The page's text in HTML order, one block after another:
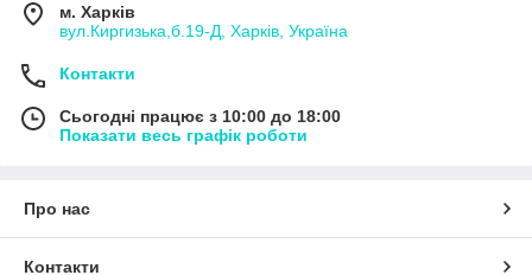
м. Харків
вул.Киргизька,б.19-Д, Харків, Україна
Контакти
Сьогодні працює з 10:00 до 18:00
Показати весь графік роботи
Про нас
Контакти